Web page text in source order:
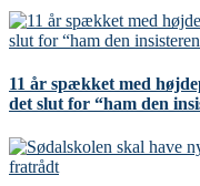
11 år spækket med
det slut for “ham den